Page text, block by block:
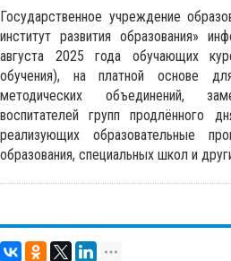
Государственное учреждение
институт развития образования»
августа 2025 года обучающих
обучения), на платной основе
методических объединений,
воспитателей групп продлённого
реализующих образовательные
образования, специальных школ и